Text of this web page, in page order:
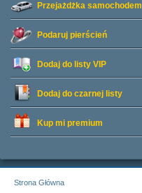
Przejażdżka samochodem
Podaruj pierścień
Dodaj do listy VIP
Dodaj do czarnej listy
Kup mi premium
Strona Główna